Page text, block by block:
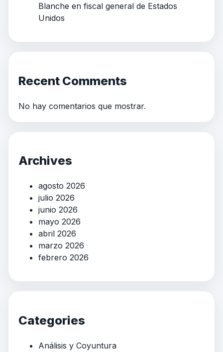
Blanche en fiscal general de Estados
Unidos
Recent Comments
No hay comentarios que mostrar.
Archives
agosto 2026
julio 2026
junio 2026
mayo 2026
abril 2026
marzo 2026
febrero 2026
Categories
Análisis y Coyuntura